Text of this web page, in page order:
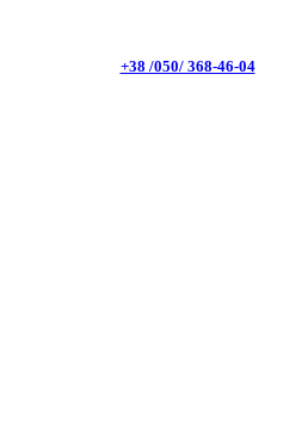
+38 /050/ 368-46-04